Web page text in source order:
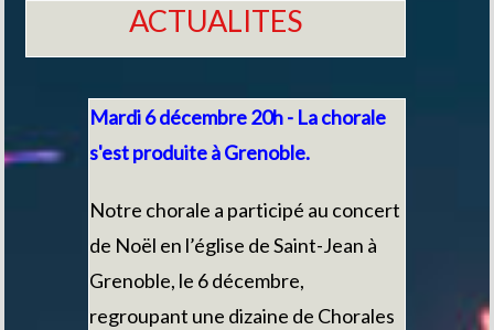
ACTUALITES
Mardi 6 décembre 20h - La chorale
s'est produite à Grenoble.
Notre chorale a participé au concert
de Noël en l’église de Saint-Jean à
Grenoble, le 6 décembre,
regroupant une dizaine de Chorales